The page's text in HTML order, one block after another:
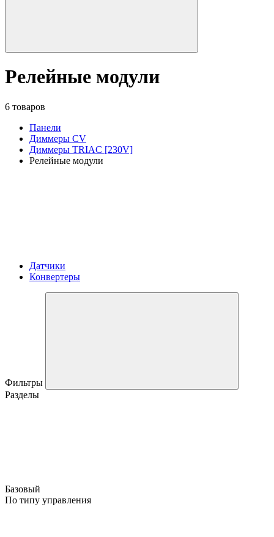
Релейные модули
6 товаров
Панели
Диммеры CV
Диммеры TRIAC [230V]
Релейные модули
Датчики
Конвертеры
Фильтры
Разделы
Базовый
По типу управления